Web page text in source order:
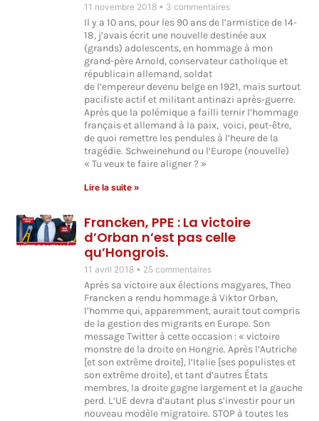
11 novembre 2018 3 commentaires
Il y a 10 ans, pour les 90 ans de l’armistice de 14-
18, j’avais écrit une nouvelle destinée aux
(grands) adolescents, en hommage à mon
grand-père Arnold, conservateur catholique et
républicain allemand, soldat
de l’empereur devenu belge en 1921, mais surtout
pacifiste actif et militant antinazi après-guerre.
Après que la polémique a failli ternir l’hommage
français et allemand à la paix, voici, peut-être,
de quoi remettre les pendules à l’heure de la
tragédie. Schweinehund ou l’Europe (nouvelle)
« Tu veux te faire aligner ? »
Lire la suite »
Francken, PPE : La victoire
d’Orban n’est pas celle
qu’Hongrois.
11 avril 2018 25 commentaires
Après sa victoire aux élections magyares, Theo
Francken a rendu hommage à Viktor Orban,
l’homme qui, apparemment, aurait tout compris
de la gestion des migrants en Europe. Son
message Twitter à cette occasion : « victoire
monstre de la droite en Hongrie. Après l’Autriche
[et son extrême droite], l’Italie [ses populistes et
son extrême droite], et tant d’autres États
membres, la droite gagne largement et la gauche
perd. L’UE devra d’autant plus s’investir pour un
nouveau modèle migratoire. STOP à toutes les